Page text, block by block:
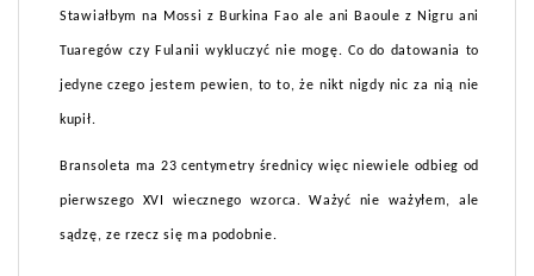
Stawiałbym na Mossi z Burkina Fao ale ani Baoule z Nigru ani
Tuaregów czy Fulanii wykluczyć nie mogę. Co do datowania to
jedyne czego jestem pewien, to to, że nikt nigdy nic za nią nie
kupił.
Bransoleta ma 23 centymetry średnicy więc niewiele odbieg od
pierwszego XVI wiecznego wzorca. Ważyć nie ważyłem, ale
sądzę, ze rzecz się ma podobnie.